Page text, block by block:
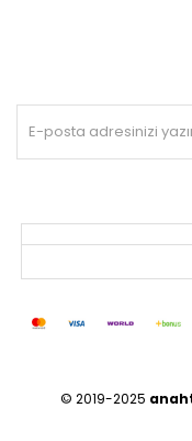
© 2019-2025